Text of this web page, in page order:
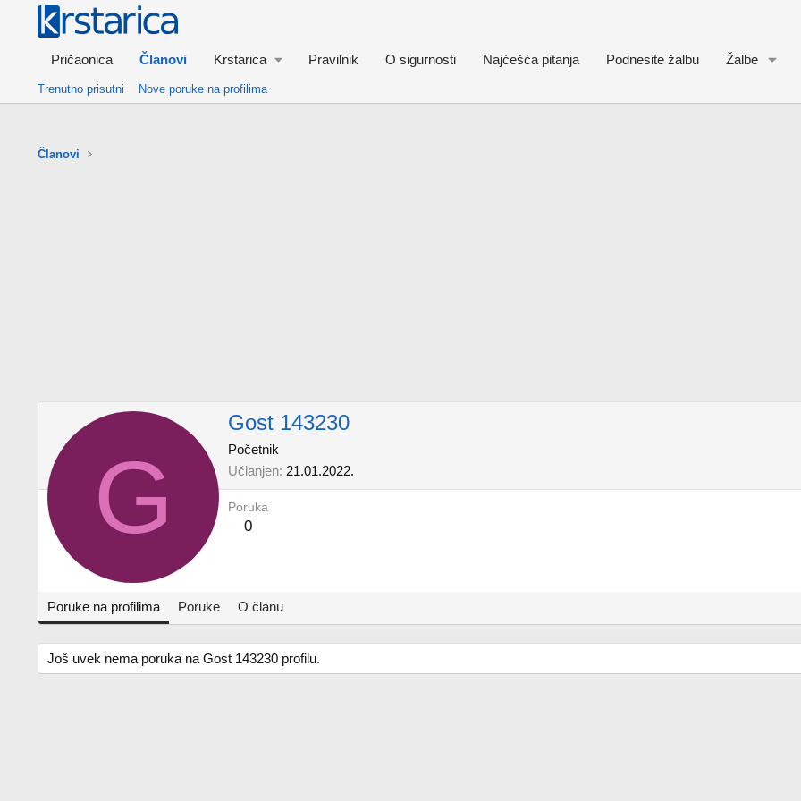
Pričaonica Članovi Krstarica Pravilnik O sigurnosti Najćešća pitanja Podnesite žalbu Žalbe
Trenutno prisutni Nove poruke na profilima
Članovi
G
Gost 143230
Početnik
Učlanjen 21.01.2022.
Poruka
0
Poruke na profilima Poruke O članu
Još uvek nema poruka na Gost 143230 profilu.